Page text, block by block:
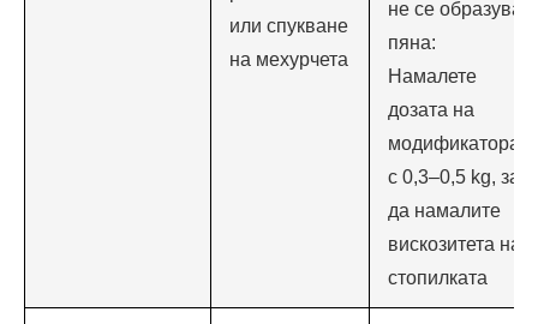
или спукване
на мехурчета
не се образува
пяна:
Намалете
дозата на
модификатора
с 0,3–0,5 kg, за
да намалите
вискозитета на
стопилката